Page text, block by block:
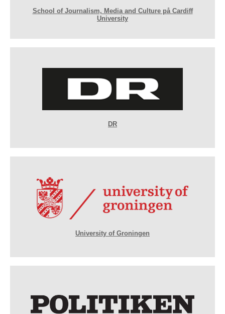
School of Journalism, Media and Culture på Cardiff
University
DR
University of Groningen